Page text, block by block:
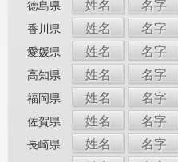
徳島県 姓名 名字
香川県 姓名 名字
愛媛県 姓名 名字
高知県 姓名 名字
福岡県 姓名 名字
佐賀県 姓名 名字
長崎県 姓名 名字